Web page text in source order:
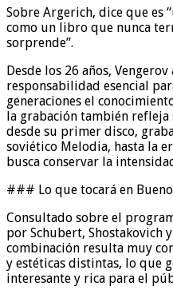
Sobre Argerich, dice que es
como un libro que nunca
sorprende”.
Desde los 26 años,
responsabilidad esencial
generaciones el
la grabación también refleja
desde su primer disco,
soviético Melodia, hasta la
busca conservar la
### Lo que tocará en
Consultado sobre el
por Schubert, Shostakovich
combinación resulta muy
y estéticas distintas, lo que
interesante y rica para el